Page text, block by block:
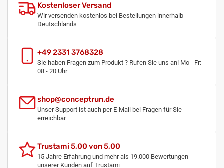
Kostenloser Versand
Wir versenden kostenlos bei Bestellungen innerhalb
Deutschlands
+49 2331 3768328
Sie haben Fragen zum Produkt ? Rufen Sie uns an! Mo - Fr:
08 - 20 Uhr
shop@conceptrun.de
Unser Support ist auch per E-Mail bei Fragen für Sie
erreichbar
Trustami 5,00 von 5,00
15 Jahre Erfahrung und mehr als 19.000 Bewertungen
unserer Kunden auf Trustami